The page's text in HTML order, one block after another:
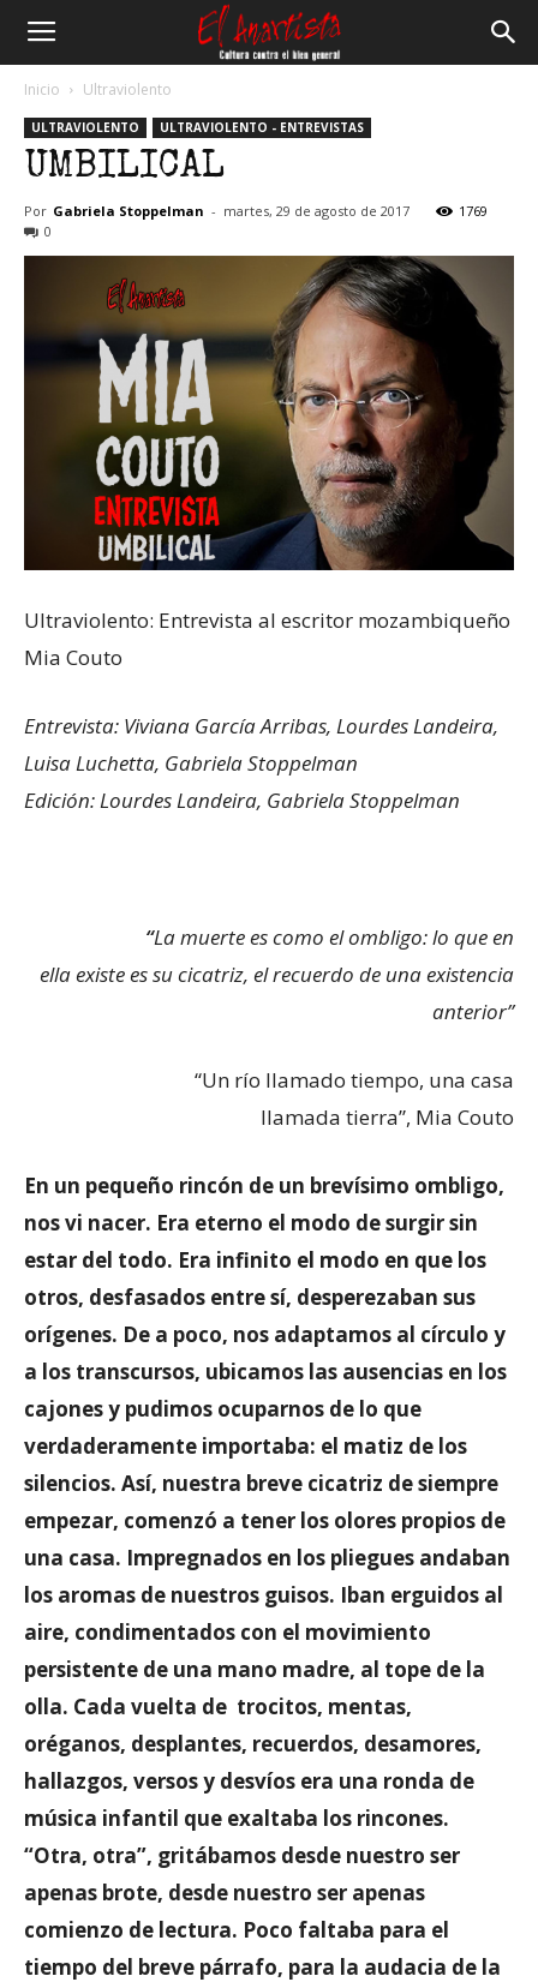
Anartista
Inicio Ultraviolento
ULTRAVIOLENTO ULTRAVIOLENTO - ENTREVISTAS
UMBILICAL
Por Gabriela Stoppelman - martes, 29 de agosto de 2017
1769
0
Ultraviolento: Entrevista al escritor mozambiqueño
Mia Couto
Entrevista: Viviana García Arribas, Lourdes Landeira,
Luisa Luchetta, Gabriela Stoppelman
Edición: Lourdes Landeira, Gabriela Stoppelman
“La muerte es como el ombligo: lo que en
ella existe es su cicatriz, el recuerdo de una existencia
anterior”
“Un río llamado tiempo, una casa
llamada tierra”, Mia Couto
En un pequeño rincón de un brevísimo ombligo,
nos vi nacer. Era eterno el modo de surgir sin
estar del todo. Era infinito el modo en que los
otros, desfasados entre sí, desperezaban sus
orígenes. De a poco, nos adaptamos al círculo y
a los transcursos, ubicamos las ausencias en los
cajones y pudimos ocuparnos de lo que
verdaderamente importaba: el matiz de los
silencios. Así, nuestra breve cicatriz de siempre
empezar, comenzó a tener los olores propios de
una casa. Impregnados en los pliegues andaban
los aromas de nuestros guisos. Iban erguidos al
aire, condimentados con el movimiento
persistente de una mano madre, al tope de la
olla. Cada vuelta de trocitos, mentas,
oréganos, desplantes, recuerdos, desamores,
hallazgos, versos y desvíos era una ronda de
música infantil que exaltaba los rincones.
“Otra, otra”, gritábamos desde nuestro ser
apenas brote, desde nuestro ser apenas
comienzo de lectura. Poco faltaba para el
tiempo del breve párrafo, para la audacia de la